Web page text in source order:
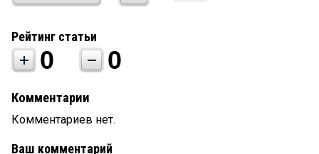
Рейтинг статьи
0 0
Комментарии
Комментариев нет.
Ваш комментарий